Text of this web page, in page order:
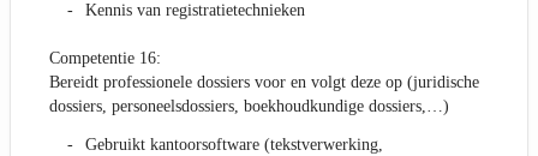
Kennis van registratietechnieken
Competentie 16:
Bereidt professionele dossiers voor en volgt deze op (juridische
dossiers, personeelsdossiers, boekhoudkundige dossiers,…)
Gebruikt kantoorsoftware (tekstverwerking,